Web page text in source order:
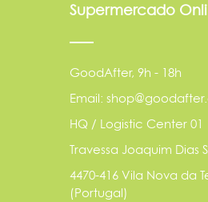
Supermercado
GoodAfter, 9h - 18h
Email:
HQ / Logistic Center 01
Travessa Joaquim Dias
4470-416 Vila Nova da
(Portugal)